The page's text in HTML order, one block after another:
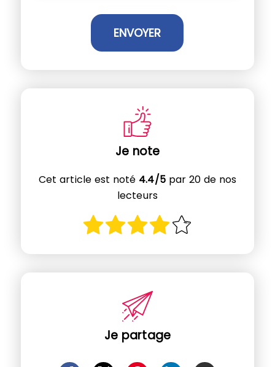
Je note
Cet article est noté 4.4/5par 20 de nos
lecteurs
Je partage